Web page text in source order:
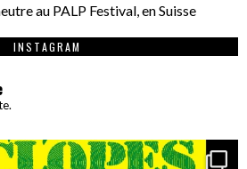
au PALP Festival, en Suisse
INSTAGRAM